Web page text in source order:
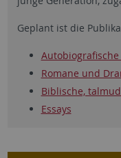
Geplant ist die
Romane und
Biblische,
Essays